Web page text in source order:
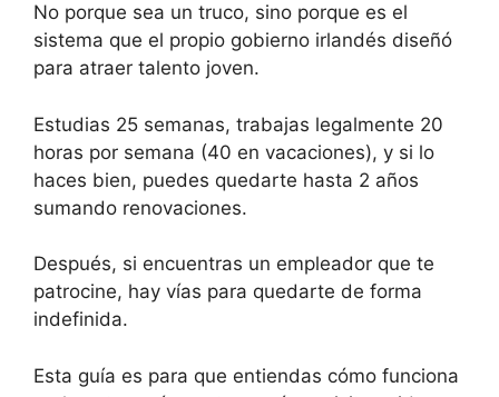
No porque sea un truco, sino porque es el
sistema que el propio gobierno irlandés diseñó
para atraer talento joven.
Estudias 25 semanas, trabajas legalmente 20
horas por semana (40 en vacaciones), y si lo
haces bien, puedes quedarte hasta 2 años
sumando renovaciones.
Después, si encuentras un empleador que te
patrocine, hay vías para quedarte de forma
indefinida.
Esta guía es para que entiendas cómo funciona